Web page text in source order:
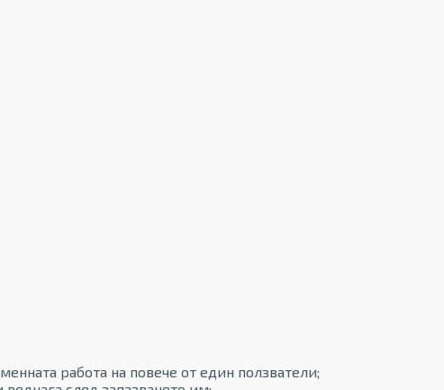
работа на повече от един ползватели;